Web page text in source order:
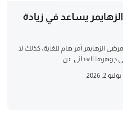
يساعد في زيادة
الزهايمر أمر هام للغاية، كذلك لا
جوهرها الغذائي عن...
يوليو 2, 2026